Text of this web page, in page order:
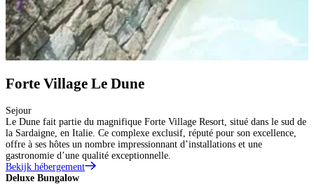
Forte Village Le Dune
Sejour
Le Dune fait partie du magnifique Forte Village Resort, situé dans le sud de
la Sardaigne, en Italie. Ce complexe exclusif, réputé pour son excellence,
offre à ses hôtes un nombre impressionnant d’installations et une
gastronomie d’une qualité exceptionnelle.
Bekijk hébergement
Deluxe Bungalow